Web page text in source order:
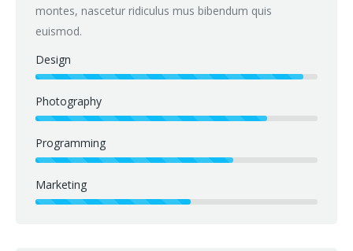
montes, nascetur ridiculus mus bibendum quis
euismod.
Design
Photography
Programming
Marketing